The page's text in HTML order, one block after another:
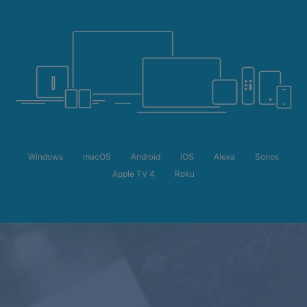
Windows macOS Android iOS Alexa
Sonos
Apple TV 4
Roku